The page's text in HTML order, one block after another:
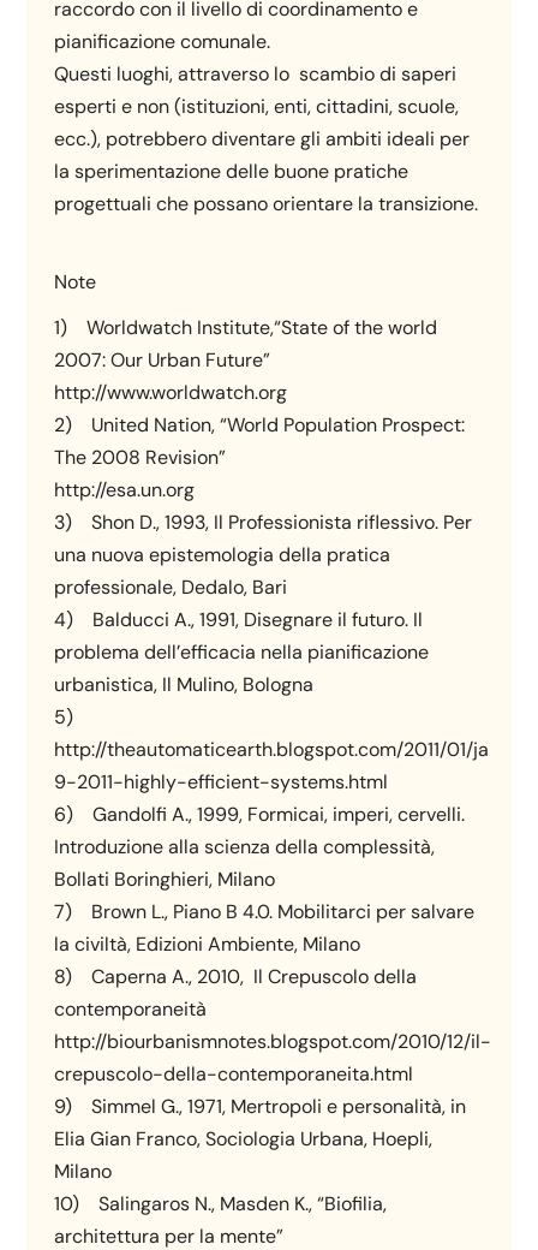
raccordo con il livello di coordinamento e
pianificazione comunale.
Questi luoghi, attraverso lo scambio di saperi
esperti e non (istituzioni, enti, cittadini, scuole,
ecc.), potrebbero diventare gli ambiti ideali per
la sperimentazione delle buone pratiche
progettuali che possano orientare la transizione.
Note
1) Worldwatch Institute,“State of the world
2007: Our Urban Future”
http://www.worldwatch.org
2) United Nation, “World Population Prospect:
The 2008 Revision”
http://esa.un.org
3) Shon D., 1993, Il Professionista riflessivo. Per
una nuova epistemologia della pratica
professionale, Dedalo, Bari
4) Balducci A., 1991, Disegnare il futuro. Il
problema dell’efficacia nella pianificazione
urbanistica, Il Mulino, Bologna
5)
http://theautomaticearth.blogspot.com/2011/01/
9-2011-highly-efficient-systems.html
6) Gandolfi A., 1999, Formicai, imperi, cervelli.
Introduzione alla scienza della complessità,
Bollati Boringhieri, Milano
7) Brown L., Piano B 4.0. Mobilitarci per salvare
la civiltà, Edizioni Ambiente, Milano
8) Caperna A., 2010, Il Crepuscolo della
contemporaneità
http://biourbanismnotes.blogspot.com/2010/12/il-
crepuscolo-della-contemporaneita.html
9) Simmel G., 1971, Mertropoli e personalità, in
Elia Gian Franco, Sociologia Urbana, Hoepli,
Milano
10) Salingaros N., Masden K., “Biofilia,
architettura per la mente”